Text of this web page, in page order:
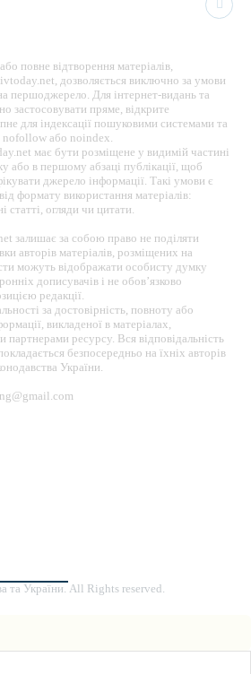
повне відтворення матеріалів,
дозволяється виключно за умови
першоджерело. Для інтернет-видань та
застосовувати пряме, відкрите
для індексації пошуковими системами та
nofollow або noindex.
має бути розміщене у видимій частині
або в першому абзаці публікації, щоб
джерело інформації. Такі умови є
формату використання матеріалів:
статті, огляди чи цитати.
залишає за собою право не поділяти
авторів матеріалів, розміщених на
можуть відображати особисту думку
дописувачів і не обов’язково
редакції.
за достовірність, повноту або
викладеної в матеріалах,
партнерами ресурсу. Вся відповідальність
безпосередньо на їхніх авторів
України.
України. All Rights reserved.